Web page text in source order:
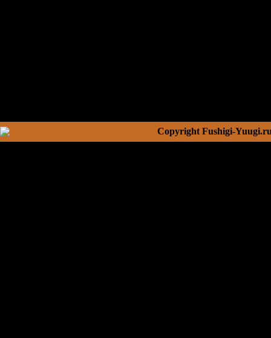
Copyright Fushigi-